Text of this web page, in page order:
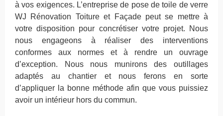
à vos exigences. L’entreprise de pose de toile de verre
WJ Rénovation Toiture et Façade peut se mettre à
votre disposition pour concrétiser votre projet. Nous
nous engageons à réaliser des interventions
conformes aux normes et à rendre un ouvrage
d’exception. Nous nous munirons des outillages
adaptés au chantier et nous ferons en sorte
d’appliquer la bonne méthode afin que vous puissiez
avoir un intérieur hors du commun.